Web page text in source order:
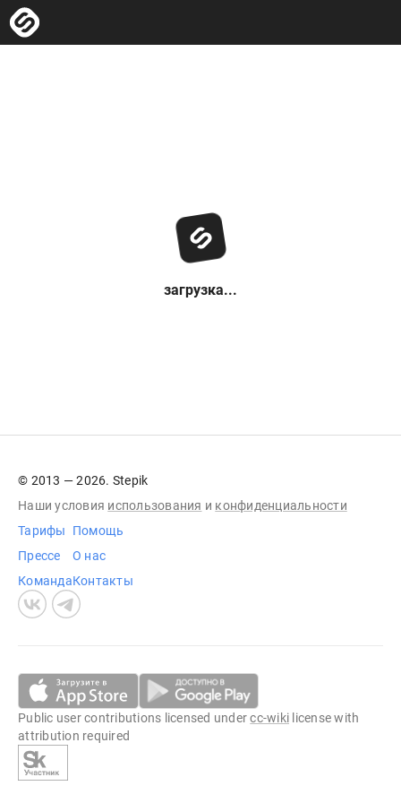
загрузка...
© 2013 — 2026. Stepik
Наши условия использования и конфиденциальности
Тарифы
Прессе
Команда
Помощь
О нас
Контакты
Public user contributions licensed undercc-wiki license with
attribution required